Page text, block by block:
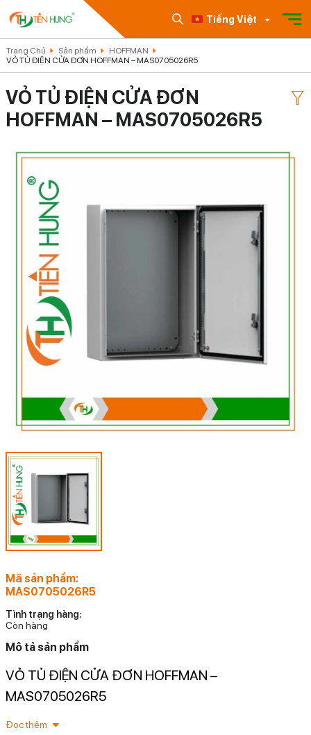
Tiếng Việt
Trang Chủ Sản phẩm
HOFFMAN
VỎ TỦ ĐIỆN CỬA ĐƠN HOFFMAN – MAS0705026R5
VỎ TỦ ĐIỆN CỬA ĐƠN
HOFFMAN – MAS0705026R5
Mã sản phẩm:
MAS0705026R5
Tình trạng hàng:
Còn hàng
Mô tả sản phẩm
VỎ TỦ ĐIỆN CỬA ĐƠN HOFFMAN –
MAS0705026R5
Đọc thêm